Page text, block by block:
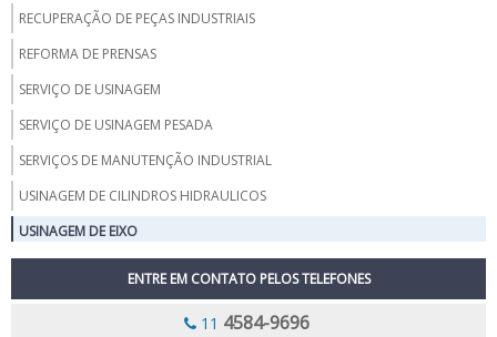
RECUPERAÇÃO DE PEÇAS INDUSTRIAIS
REFORMA DE PRENSAS
SERVIÇO DE USINAGEM
SERVIÇO DE USINAGEM PESADA
SERVIÇOS DE MANUTENÇÃO INDUSTRIAL
USINAGEM DE CILINDROS HIDRAULICOS
USINAGEM DE EIXO
USINAGEM DE PEÇAS INDUSTRIAIS
ENTRE EM CONTATO PELOS TELEFONES
11 4584-9696